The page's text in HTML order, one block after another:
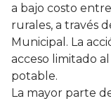
a bajo costo
rurales, a través
Municipal. La
acceso limitado
potable.
La mayor parte